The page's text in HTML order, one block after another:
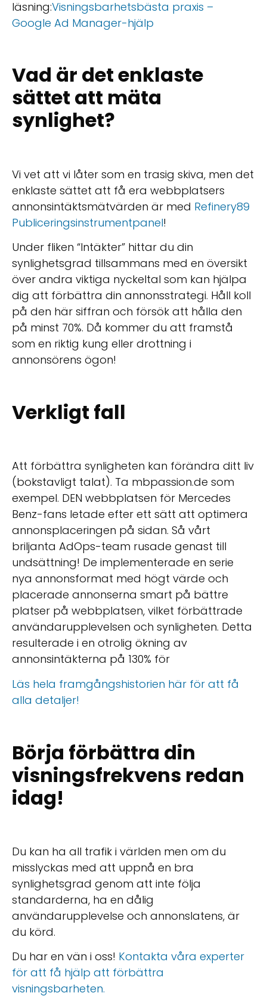
läsning:Visningsbarhetsbästa praxis –
Google Ad Manager-hjälp
Vad är det enklaste
sättet att mäta
synlighet?
Vi vet att vi låter som en trasig skiva, men det
enklaste sättet att få era webbplatsers
annonsintäktsmätvärden är med Refinery89
Publiceringsinstrumentpanel!
Under fliken “Intäkter” hittar du din
synlighetsgrad tillsammans med en översikt
över andra viktiga nyckeltal som kan hjälpa
dig att förbättra din annonsstrategi. Håll koll
på den här siffran och försök att hålla den
på minst 70%. Då kommer du att framstå
som en riktig kung eller drottning i
annonsörens ögon!
Verkligt fall
Att förbättra synligheten kan förändra ditt liv
(bokstavligt talat). Ta mbpassion.de som
exempel. DEN webbplatsen för Mercedes
Benz-fans letade efter ett sätt att optimera
annonsplaceringen på sidan. Så vårt
briljanta AdOps-team rusade genast till
undsättning! De implementerade en serie
nya annonsformat med högt värde och
placerade annonserna smart på bättre
platser på webbplatsen, vilket förbättrade
användarupplevelsen och synligheten. Detta
resulterade i en otrolig ökning av
annonsintäkterna på 130% för
Läs hela framgångshistorien här för att få
alla detaljer!
Börja förbättra din
visningsfrekvens redan
idag!
Du kan ha all trafik i världen men om du
misslyckas med att uppnå en bra
synlighetsgrad genom att inte följa
standarderna, ha en dålig
användarupplevelse och annonslatens, är
du körd.
Du har en vän i oss! Kontakta våra experter
för att få hjälp att förbättra
visningsbarheten.